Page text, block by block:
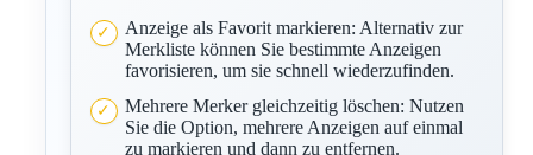
Anzeige als Favorit markieren: Alternativ zur
Merkliste können Sie bestimmte Anzeigen
favorisieren, um sie schnell wiederzufinden.
Mehrere Merker gleichzeitig löschen: Nutzen
Sie die Option, mehrere Anzeigen auf einmal
zu markieren und dann zu entfernen.